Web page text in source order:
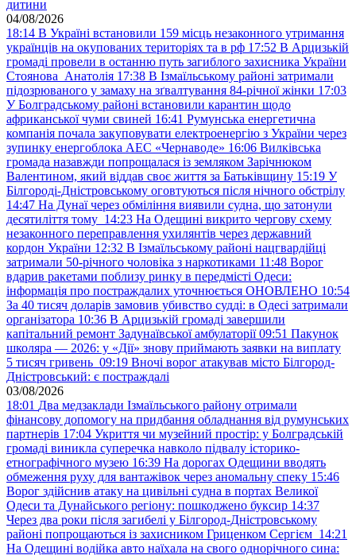
дитини
04/08/2026
18:14 В Україні встановили 159 місць незаконного утримання
українців на окупованих територіях та в рф 17:52 В Арцизькій
громаді провели в останню путь загиблого захисника України
Стоянова Анатолія 17:38 В Ізмаїльському районі затримали
підозрюваного у замаху на зґвалтування 84-річної жінки 17:03
У Болградському районі встановили карантин щодо
африканської чуми свиней 16:41 Румунська енергетична
компанія почала закуповувати електроенергію з України через
зупинку енергоблока АЕС «Чернаводе» 16:06 Вилківська
громада назавжди попрощалася із земляком Зарічнюком
Валентином, який віддав своє життя за Батьківщину 15:19 У
Білгороді-Дністровському оговтуються після нічного обстрілу
14:47 На Дунаї через обміління виявили судна, що затонули
десятиліття тому 14:23 На Одещині викрито чергову схему
незаконного переправлення ухилянтів через державний
кордон України 12:32 В Ізмаїльському районі нацгвардійці
затримали 50-річного чоловіка з наркотиками 11:48 Ворог
вдарив ракетами поблизу ринку в передмісті Одеси:
інформація про постраждалих уточнюється ОНОВЛЕНО 10:54
За 40 тисяч доларів замовив убивство судді: в Одесі затримали
організатора 10:36 В Арцизькій громаді завершили
капітальний ремонт Задунаївської амбулаторії 09:51 Пакунок
школяра — 2026: у «Дії» знову приймають заявки на виплату
5 тисяч гривень 09:19 Вночі ворог атакував місто Білгород-
Дністровський: є постраждалі
03/08/2026
18:01 Два медзаклади Ізмаїльського району отримали
фінансову допомогу на придбання обладнання від румунських
партнерів 17:04 Укриття чи музейний простір: у Болградській
громаді виникла суперечка навколо підвалу історико-
етнографічного музею 16:39 На дорогах Одещини вводять
обмеження руху для вантажівок через аномальну спеку 15:46
Ворог здійснив атаку на цивільні судна в портах Великої
Одеси та Дунайського регіону: пошкоджено буксир 14:37
Через два роки після загибелі у Білгород-Дністровському
районі попрощаються із захисником Гриценком Сергієм 14:21
На Одещині водійка авто наїхала на свого однорічного сина: